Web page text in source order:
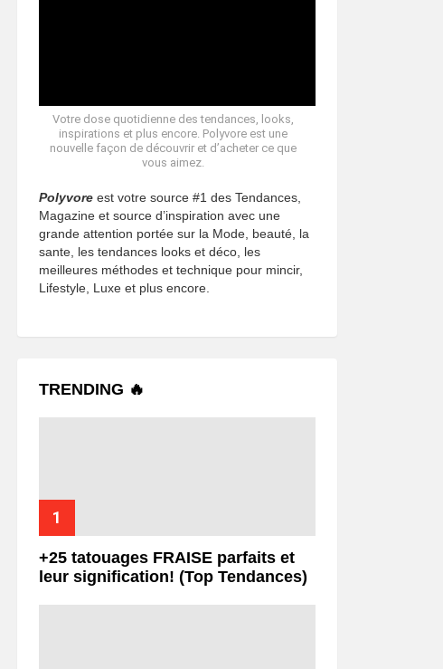
Votre dose quotidienne des tendances, looks,
inspirations et plus encore. Polyvore est une
nouvelle façon de découvrir et d’acheter ce que
vous aimez.
Polyvore est votre source #1 des Tendances,
Magazine et source d’inspiration avec une
grande attention portée sur la Mode, beauté, la
sante, les tendances looks et déco, les
meilleures méthodes et technique pour mincir,
Lifestyle, Luxe et plus encore.
TRENDING 🔥
+25 tatouages ​​FRAISE parfaits et
leur signification! (Top Tendances)